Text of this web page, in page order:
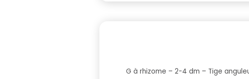
G à rhizome – 2-4 dm – Tige